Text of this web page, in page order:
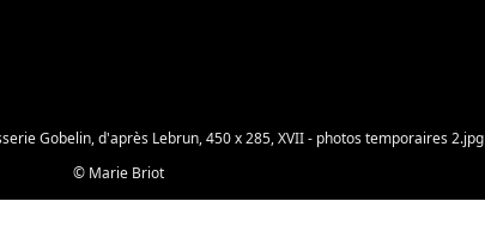
Gobelin, d'après Lebrun, 450 x 285, XVII - photos temporaires 2.jpg
© Marie Briot